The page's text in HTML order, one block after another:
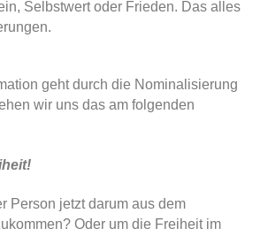
Selbstwert oder Frieden. Das alles
geht durch die Nominalisierung
wir uns das am folgenden
Person jetzt darum aus dem
Oder um die Freiheit im